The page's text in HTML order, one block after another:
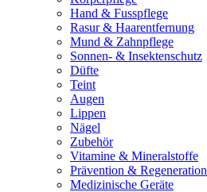
Hand & Fusspflege
Rasur & Haarentfernung
Mund & Zahnpflege
Sonnen- & Insektenschutz
Düfte
Teint
Augen
Lippen
Nägel
Zubehör
Vitamine & Mineralstoffe
Prävention & Regeneration
Medizinische Geräte